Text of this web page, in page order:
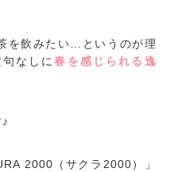
を飲みたい…というのが理
なしに春を感じられる逸
2000（サクラ2000）」